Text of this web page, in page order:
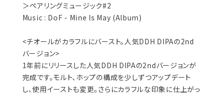
＞ペアリングミュージック#2
Music : DoF - Mine Is May (Album)
<チオールがカラフルにバースト。人気DDH DIPAの2nd
バージョン>
1年前にリリースした人気DDH DIPAの2ndバージョンが
完成です。モルト、ホップの構成を少しずつアップデート
し、使用イーストも変更。さらにカラフルな印象に仕上がっ